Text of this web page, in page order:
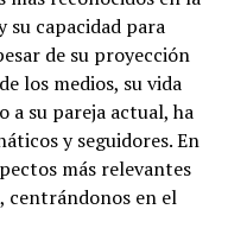
capacidad para
de su proyección
los medios, su vida
a su pareja actual, ha
y seguidores. En
más relevantes
centrándonos en el